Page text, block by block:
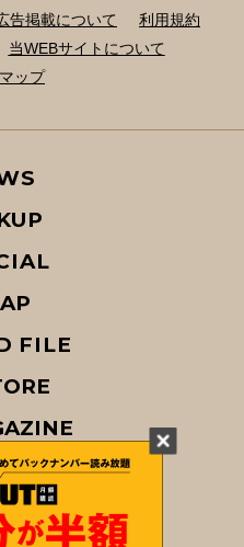
告掲載について
利用規約
当WEBサイトについて
ップ
FILE